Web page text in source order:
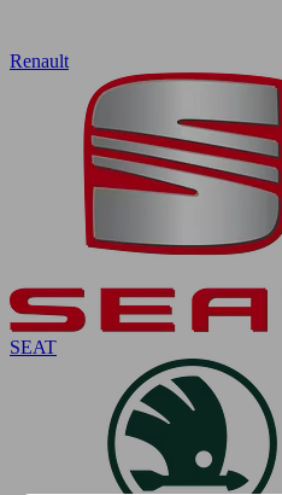
Renault
SEAT